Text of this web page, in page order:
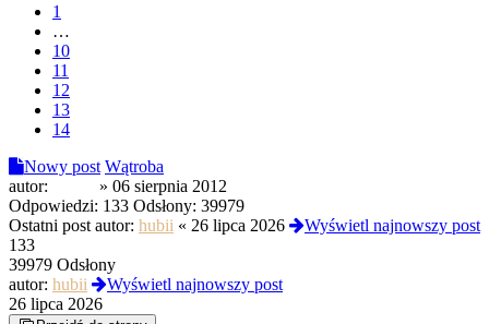
1
…
10
11
12
13
14
Nowy post Wątroba
autor:
» 06 sierpnia 2012
Odpowiedzi: 133 Odsłony: 39979
Ostatni post autor: hubii « 26 lipca 2026
Wyświetl najnowszy post
133
39979 Odsłony
autor: hubii
Wyświetl najnowszy post
26 lipca 2026